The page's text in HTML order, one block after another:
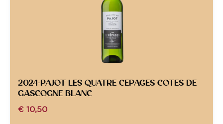
2024-PAJOT LES QUATRE CEPAGES COTES DE
GASCOGNE BLANC
€ 10,50